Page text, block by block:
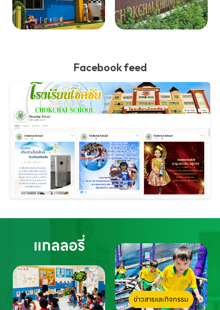
Facebook feed
แกลลอรี่
ข่าวสารและกิจกรรม